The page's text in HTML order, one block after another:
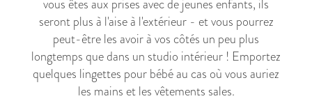
vous êtes aux prises avec de jeunes enfants, ils
seront plus à l'aise à l'extérieur - et vous pourrez
peut-être les avoir à vos côtés un peu plus
longtemps que dans un studio intérieur ! Emportez
quelques lingettes pour bébé au cas où vous auriez
les mains et les vêtements sales.